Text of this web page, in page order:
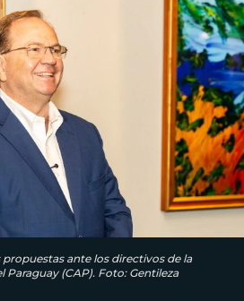
ante los directivos de la
Paraguay (CAP). Foto: Gentileza